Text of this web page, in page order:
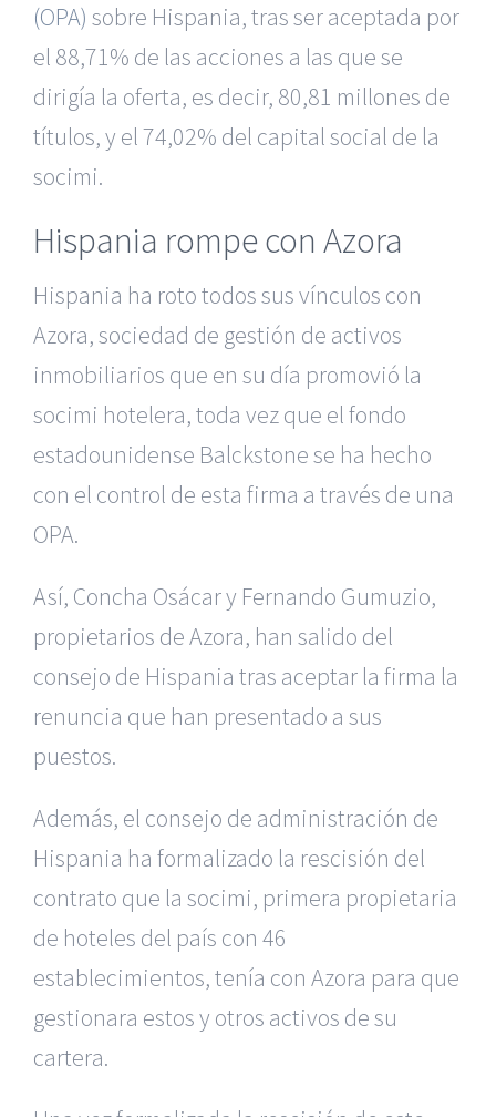
(OPA) sobre Hispania, tras ser aceptada por
el 88,71% de las acciones a las que se
dirigía la oferta, es decir, 80,81 millones de
títulos, y el 74,02% del capital social de la
socimi.
Hispania rompe con Azora
Hispania ha roto todos sus vínculos con
Azora, sociedad de gestión de activos
inmobiliarios que en su día promovió la
socimi hotelera, toda vez que el fondo
estadounidense Balckstone se ha hecho
con el control de esta firma a través de una
OPA.
Así, Concha Osácar y Fernando Gumuzio,
propietarios de Azora, han salido del
consejo de Hispania tras aceptar la firma la
renuncia que han presentado a sus
puestos.
Además, el consejo de administración de
Hispania ha formalizado la rescisión del
contrato que la socimi, primera propietaria
de hoteles del país con 46
establecimientos, tenía con Azora para que
gestionara estos y otros activos de su
cartera.